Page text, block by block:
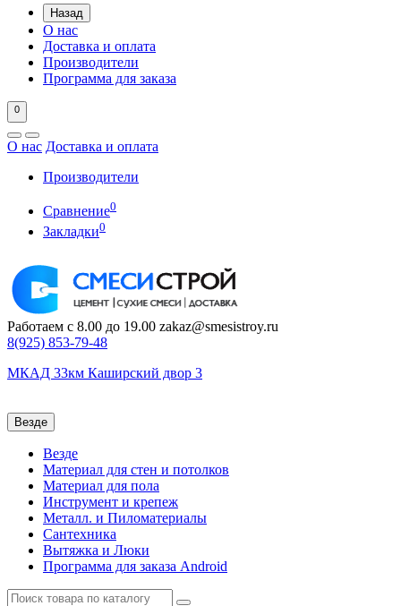
Назад
О нас
Доставка и оплата
Производители
Программа для заказа
0
О нас Доставка и оплата
Производители
Сравнение0
Закладки0
Работаем с 8.00 до 19.00 zakaz@smesistroy.ru
8(925) 853-79-48
МКАД 33км Каширский двор 3
Везде
Везде
Материал для стен и потолков
Материал для пола
Инструмент и крепеж
Металл. и Пиломатериалы
Сантехника
Вытяжка и Люки
Программа для заказа Android